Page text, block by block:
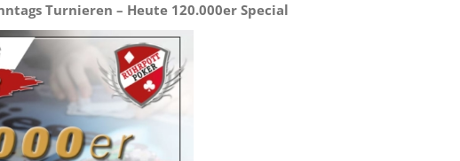
Turnieren – Heute 120.000er Special